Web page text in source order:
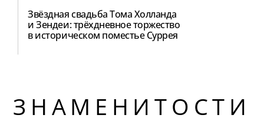
Звёздная свадьба Тома Холланда
и Зендеи: трёхдневное торжество
в историческом поместье Суррея
ЗНАМЕНИТОСТИ